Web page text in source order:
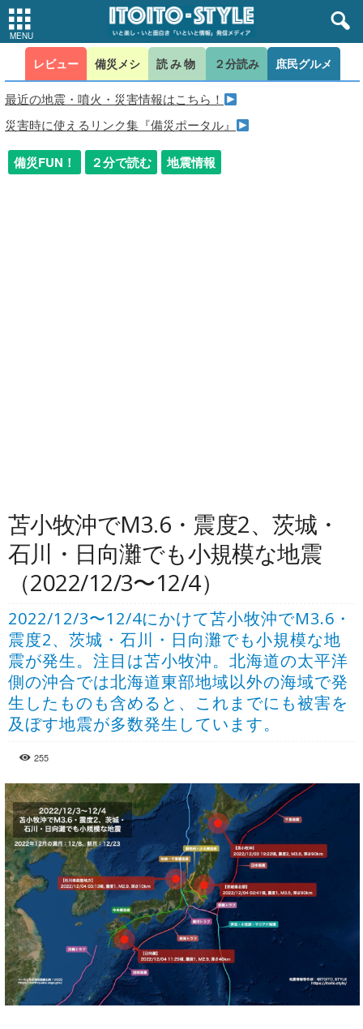
レビュー 備災メシ 読み物 ２分読み 庶民グルメ
最近の地震・噴火・災害情報はこちら！
災害時に使えるリンク集『備災ポータル』
備災FUN！ ２分で読む 地震情報
苫小牧沖でM3.6・震度2、茨城・
石川・日向灘でも小規模な地震
（2022/12/3〜12/4）
2022/12/3〜12/4にかけて苫小牧沖でM3.6・
震度2、茨城・石川・日向灘でも小規模な地
震が発生。注目は苫小牧沖。北海道の太平洋
側の沖合では北海道東部地域以外の海域で発
生したものも含めると、これまでにも被害を
及ぼす地震が多数発生しています。
255